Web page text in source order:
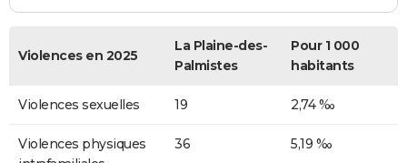
Violences en 2025
La Plaine-des-
Palmistes
Pour 1 000
habitants
Violences sexuelles 19 2,74 ‰
Violences physiques
36 5,19 ‰